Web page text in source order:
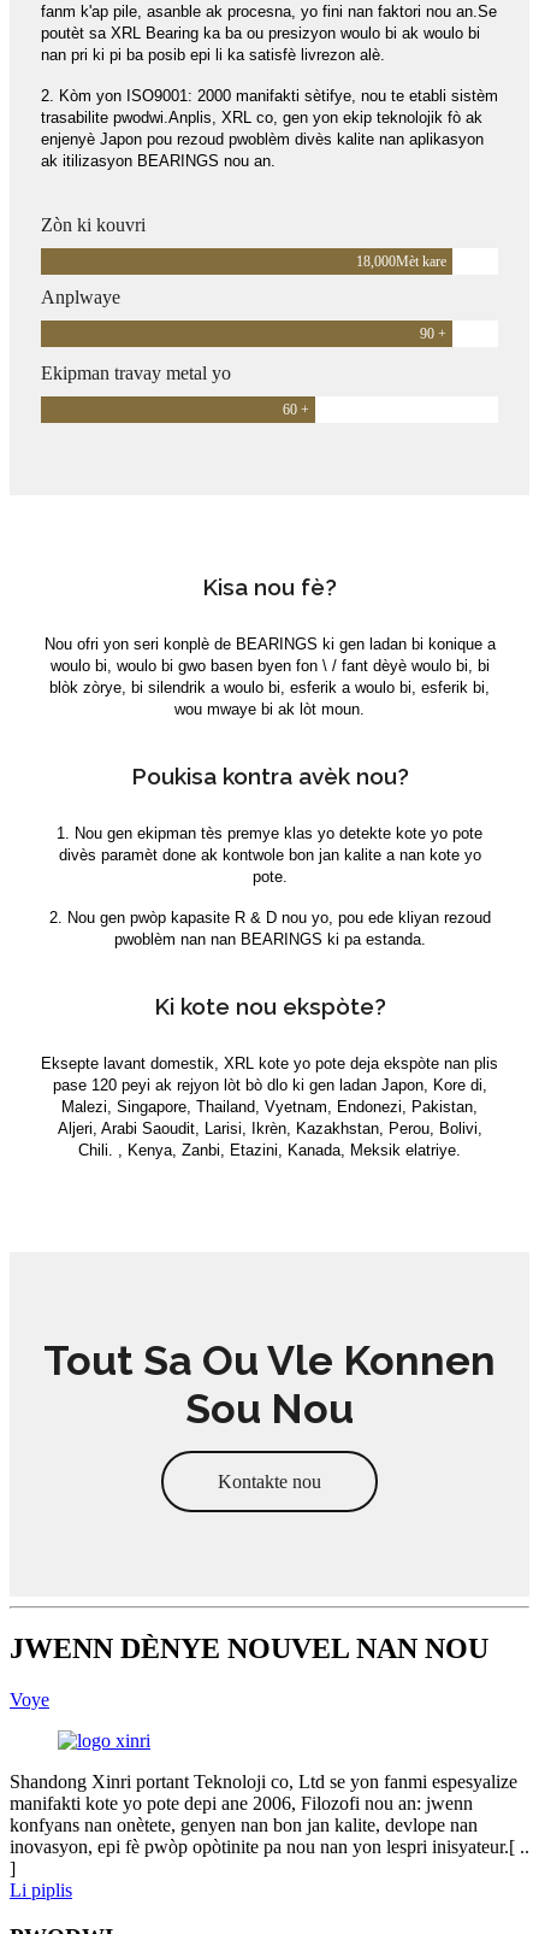
fanm k'ap pile, asanble ak procesna, yo fini nan faktori nou an.Se
poutèt sa XRL Bearing ka ba ou presizyon woulo bi ak woulo bi
nan pri ki pi ba posib epi li ka satisfè livrezon alè.
2. Kòm yon ISO9001: 2000 manifakti sètifye, nou te etabli sistèm
trasabilite pwodwi.Anplis, XRL co, gen yon ekip teknolojik fò ak
enjenyè Japon pou rezoud pwoblèm divès kalite nan aplikasyon
ak itilizasyon BEARINGS nou an.
Zòn ki kouvri
18,000Mèt kare
Anplwaye
90+
Ekipman travay metal yo
60 +
Kisa nou fè?
Nou ofri yon seri konplè de BEARINGS ki gen ladan bi konique a
woulo bi, woulo bi gwo basen byen fon \ / fant dèyè woulo bi, bi
blòk zòrye, bi silendrik a woulo bi, esferik a woulo bi, esferik bi,
wou mwaye bi ak lòt moun.
Poukisa kontra avèk nou?
1. Nou gen ekipman tès premye klas yo detekte kote yo pote
divès paramèt done ak kontwole bon jan kalite a nan kote yo
pote.
2. Nou gen pwòp kapasite R & D nou yo, pou ede kliyan rezoud
pwoblèm nan nan BEARINGS ki pa estanda.
Ki kote nou ekspòte?
Eksepte lavant domestik, XRL kote yo pote deja ekspòte nan plis
pase 120 peyi ak rejyon lòt bò dlo ki gen ladan Japon, Kore di,
Malezi, Singapore, Thailand, Vyetnam, Endonezi, Pakistan,
Aljeri, Arabi Saoudit, Larisi, Ikrèn, Kazakhstan, Perou, Bolivi,
Chili. , Kenya, Zanbi, Etazini, Kanada, Meksik elatriye.
Tout Sa Ou Vle Konnen
Sou Nou
Kontakte nou
JWENN DÈNYE NOUVEL NAN NOU
Voye
Shandong Xinri portant Teknoloji co, Ltd se yon fanmi espesyalize
manifakti kote yo pote depi ane 2006, Filozofi nou an: jwenn
konfyans nan onètete, genyen nan bon jan kalite, devlope nan
inovasyon, epi fè pwòp opòtinite pa nou nan yon lespri inisyateur.[ ..
]
Li piplis